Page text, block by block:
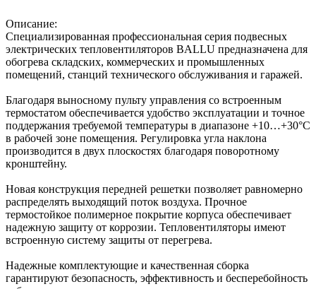
Описание:
Специализированная профессиональная серия подвесных
электрических тепловентиляторов BALLU предназначена для
обогрева складских, коммерческих и промышленных
помещений, станций технического обслуживания и гаражей.
Благодаря выносному пульту управления со встроенным
термостатом обеспечивается удобство эксплуатации и точное
поддержания требуемой температуры в диапазоне +10…+30°С
в рабочей зоне помещения. Регулировка угла наклона
производится в двух плоскостях благодаря поворотному
кронштейну.
Новая конструкция передней решетки позволяет равномерно
распределять выходящий поток воздуха. Прочное
термостойкое полимерное покрытие корпуса обеспечивает
надежную защиту от коррозии. Тепловентиляторы имеют
встроенную систему защиты от перегрева.
Надежные комплектующие и качественная сборка
гарантируют безопасность, эффективность и бесперебойность